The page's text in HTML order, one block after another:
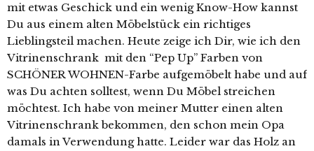
mit etwas Geschick und ein wenig Know-How kannst
Du aus einem alten Möbelstück ein richtiges
Lieblingsteil machen. Heute zeige ich Dir, wie ich den
Vitrinenschrank mit den “Pep Up” Farben von
SCHÖNER WOHNEN-Farbe aufgemöbelt habe und auf
was Du achten solltest, wenn Du Möbel streichen
möchtest. Ich habe von meiner Mutter einen alten
Vitrinenschrank bekommen, den schon mein Opa
damals in Verwendung hatte. Leider war das Holz an